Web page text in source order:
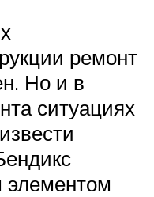
ремонт
Но и в
ситуациях
элементом